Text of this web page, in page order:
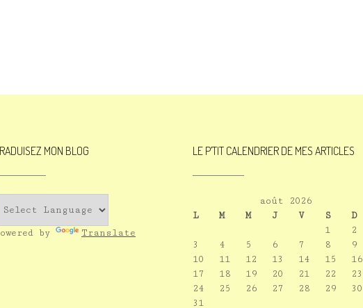
MON BLOG
by Translate
LE P’TIT CALENDRIER DE MES ARTICLES
août 2026
L
M M J V S
D
1
2
3
4 5 6 7 8
9
10
11 12 13 14 15
16
17
18 19 20 21 22
23
24
25 26 27 28 29
30
31